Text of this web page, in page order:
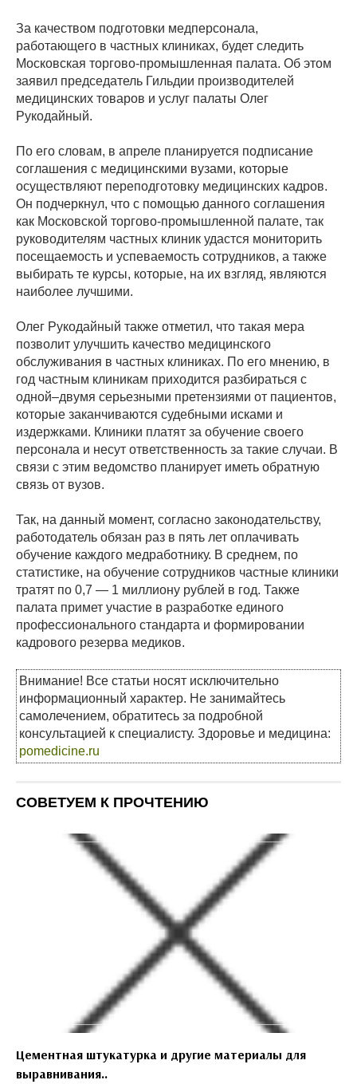
За качеством подготовки медперсонала,
работающего в частных клиниках, будет следить
Московская торгово-промышленная палата. Об этом
заявил председатель Гильдии производителей
медицинских товаров и услуг палаты Олег
Рукодайный.
По его словам, в апреле планируется подписание
соглашения с медицинскими вузами, которые
осуществляют переподготовку медицинских кадров.
Он подчеркнул, что с помощью данного соглашения
как Московской торгово-промышленной палате, так
руководителям частных клиник удастся мониторить
посещаемость и успеваемость сотрудников, а также
выбирать те курсы, которые, на их взгляд, являются
наиболее лучшими.
Олег Рукодайный также отметил, что такая мера
позволит улучшить качество медицинского
обслуживания в частных клиниках. По его мнению, в
год частным клиникам приходится разбираться с
одной–двумя серьезными претензиями от пациентов,
которые заканчиваются судебными исками и
издержками. Клиники платят за обучение своего
персонала и несут ответственность за такие случаи. В
связи с этим ведомство планирует иметь обратную
связь от вузов.
Так, на данный момент, согласно законодательству,
работодатель обязан раз в пять лет оплачивать
обучение каждого медработнику. В среднем, по
статистике, на обучение сотрудников частные клиники
тратят по 0,7 — 1 миллиону рублей в год. Также
палата примет участие в разработке единого
профессионального стандарта и формировании
кадрового резерва медиков.
Внимание! Все статьи носят исключительно
информационный характер. Не занимайтесь
самолечением, обратитесь за подробной
консультацией к специалисту. Здоровье и медицина:
pomedicine.ru
СОВЕТУЕМ К ПРОЧТЕНИЮ
Цементная штукатурка и другие материалы для
выравнивания..